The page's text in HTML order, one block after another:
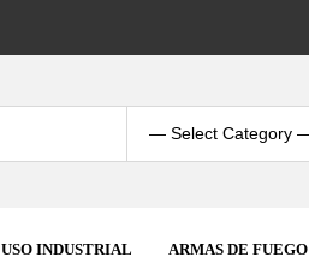
USO INDUSTRIAL ARMAS DE FUEGO